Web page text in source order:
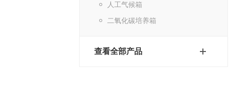
人工气候箱
二氧化碳培养箱
查看全部产品